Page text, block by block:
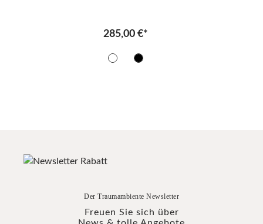
285,00 €*
Der Traumambiente Newsletter
Freuen Sie sich über